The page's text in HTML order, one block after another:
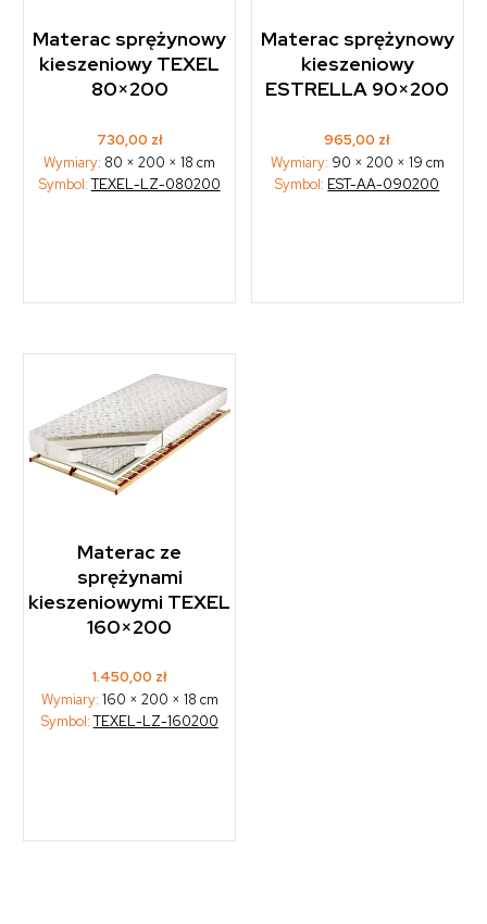
Materac sprężynowy
kieszeniowy TEXEL
80×200
730,00 zł
Wymiary: 80 × 200 × 18 cm
Symbol:TEXEL-LZ-080200
Materac sprężynowy
kieszeniowy
ESTRELLA 90×200
965,00 zł
Wymiary: 90 × 200 × 19 cm
Symbol: EST-AA-090200
Materac ze
sprężynami
kieszeniowymi TEXEL
160×200
1.450,00 zł
Wymiary: 160 × 200 × 18 cm
Symbol:TEXEL-LZ-160200